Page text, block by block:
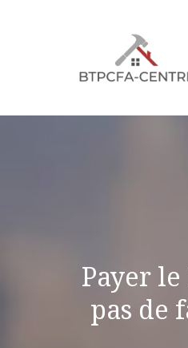
Payer le
pas de